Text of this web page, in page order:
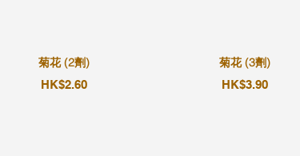
菊花 (2劑)
HK$2.60
菊花 (3劑)
HK$3.90